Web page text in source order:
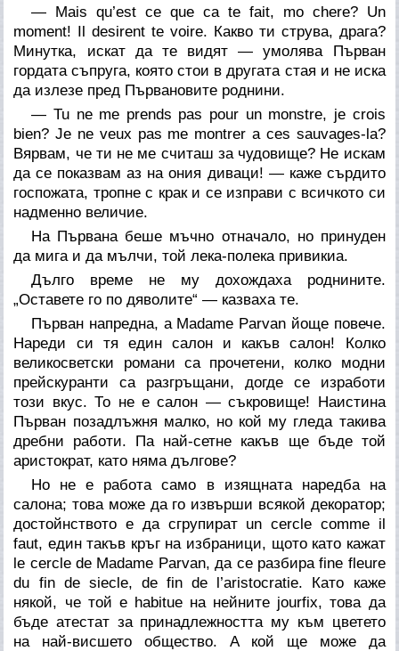
— Mais qu’est ce que ca te fait, mo chere? Un
moment! Il desirent te voire. Какво ти струва, драга?
Минутка, искат да те видят — умолява Първан
гордата съпруга, която стои в другата стая и не иска
да излезе пред Първановите роднини.
— Tu ne me prends pas pour un monstre, je crois
bien? Je ne veux pas me montrer a ces sauvages-la?
Вярвам, че ти не ме считаш за чудовище? Не искам
да се показвам аз на ония диваци! — каже сърдито
госпожата, тропне с крак и се изправи с всичкото си
надменно величие.
На Първана беше мъчно отначало, но принуден
да мига и да мълчи, той лека-полека привикиа.
Дълго време не му дохождаха роднините.
„Оставете го по дяволите“ — казваха те.
Първан напредна, а Madame Parvan йоще повече.
Нареди си тя един салон и какъв салон! Колко
великосветски романи са прочетени, колко модни
прейскуранти са разгръщани, догде се изработи
този вкус. То не е салон — съкровище! Наистина
Първан позадлъжня малко, но кой му гледа такива
дребни работи. Па най-сетне какъв ще бъде той
аристократ, като няма дългове?
Но не е работа само в изящната наредба на
салона; това може да го извърши всякой декоратор;
достойнството е да сгрупират un cercle comme il
faut, един такъв кръг на избраници, щото като кажат
le cercle de Madame Parvan, да се разбира fine fleure
du fin de siecle, de fin de l’aristocratie. Като каже
някой, че той е habitue на нейните jourfix, това да
бъде атестат за принадлежността му към цветето
на най-висшето общество. А кой ще може да